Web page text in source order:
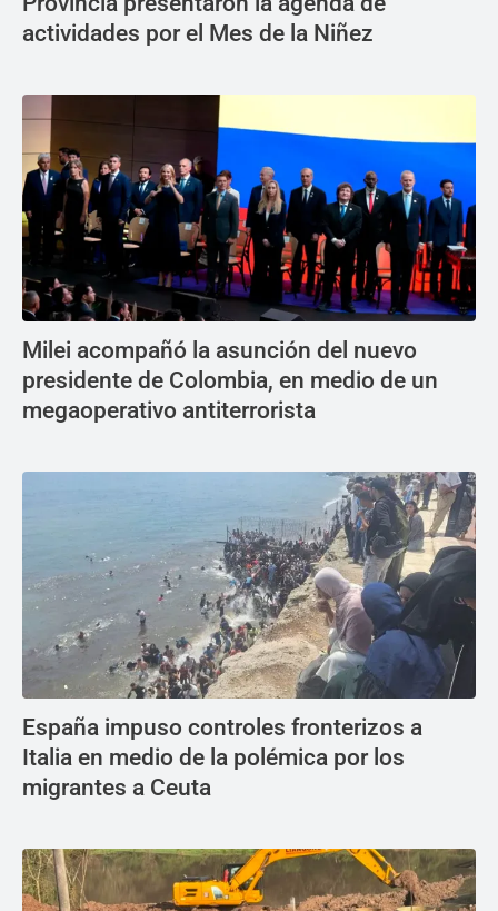
actividades por el Mes de la Niñez
Milei acompañó la asunción del nuevo
presidente de Colombia, en medio de un
megaoperativo antiterrorista
España impuso controles fronterizos a
Italia en medio de la polémica por los
migrantes a Ceuta